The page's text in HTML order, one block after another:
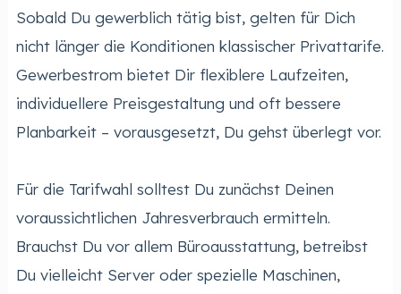
Sobald Du gewerblich tätig bist, gelten für Dich
nicht länger die Konditionen klassischer Privattarife.
Gewerbestrom bietet Dir flexiblere Laufzeiten,
individuellere Preisgestaltung und oft bessere
Planbarkeit – vorausgesetzt, Du gehst überlegt vor.
Für die Tarifwahl solltest Du zunächst Deinen
voraussichtlichen Jahresverbrauch ermitteln.
Brauchst Du vor allem Büroausstattung, betreibst
Du vielleicht Server oder spezielle Maschinen,